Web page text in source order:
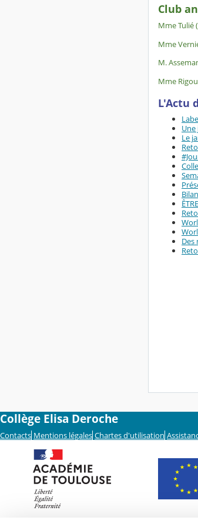
Club
Mme Tulié
Mme
M.
Mme
L'Actu
Le
Des
Collège Elisa Deroche
Contacts Mentions légales Chartes d'utilisation